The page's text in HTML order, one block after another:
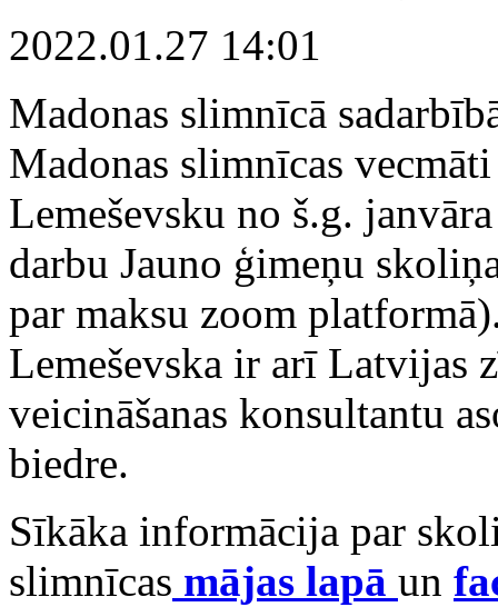
2022.01.27 14:01
Madonas slimnīcā
Madonas slimnīcas
Lemeševsku no š.g.
darbu Jauno ģimeņu
par maksu zoom
Lemeševska ir arī Latvijas
veicināšanas konsultantu
biedre.
Sīkāka informācija par
slimnīcas mājas lapā un